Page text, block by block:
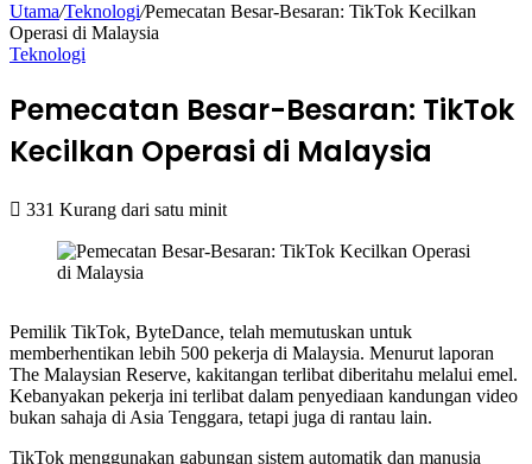
Utama/Teknologi/Pemecatan Besar-Besaran: TikTok Kecilkan
Operasi di Malaysia
Teknologi
Pemecatan Besar-Besaran: TikTok
Kecilkan Operasi di Malaysia
331 Kurang dari satu minit
Pemilik TikTok, ByteDance, telah memutuskan untuk
memberhentikan lebih 500 pekerja di Malaysia. Menurut laporan
The Malaysian Reserve, kakitangan terlibat diberitahu melalui emel.
Kebanyakan pekerja ini terlibat dalam penyediaan kandungan video
bukan sahaja di Asia Tenggara, tetapi juga di rantau lain.
TikTok menggunakan gabungan sistem automatik dan manusia